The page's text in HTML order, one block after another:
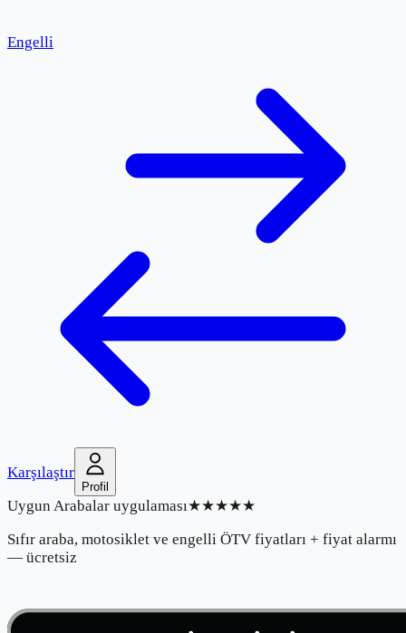
Engelli
Karşılaştır
Profil
Uygun Arabalar uygulaması★★★★★
Sıfır araba, motosiklet ve engelli ÖTV fiyatları + fiyat alarmı
— ücretsiz